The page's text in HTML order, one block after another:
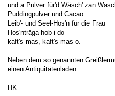
und a Pulver für'd Wäsch' zan
Puddingpulver und Cacao
Leib'- und Seel-Hos'n für die Frau
Hos'nträga hob i do
kaft's mas, kaft's mas o.
Neben dem so genannten
einen Antiquitätenladen.
HK